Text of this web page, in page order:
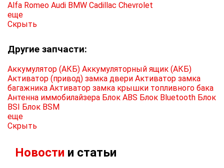
Alfa Romeo Audi BMW Cadillac Chevrolet
еще
Скрыть
Другие запчасти:
Аккумулятор (АКБ) Аккумуляторный ящик (АКБ)
Активатор (привод) замка двери Активатор замка
багажника Активатор замка крышки топливного бака
Антенна иммобилайзера Блок ABS Блок Bluetooth Блок
BSI Блок BSM
еще
Скрыть
Новости и статьи